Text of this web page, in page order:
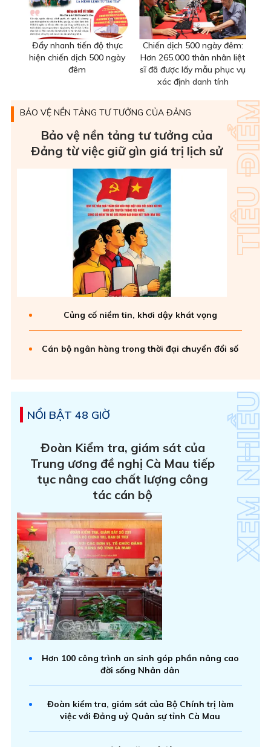
Đẩy nhanh tiến độ thực
hiện chiến dịch 500 ngày
đêm
Chiến dịch 500 ngày đêm:
Hơn 265.000 thân nhân liệt
sĩ đã được lấy mẫu phục vụ
xác định danh tính
BẢO VỆ NỀN TẢNG TƯ TƯỞNG CỦA ĐẢNG
Bảo vệ nền tảng tư tưởng của
Ðảng từ việc giữ gìn giá trị lịch sử
Củng cố niềm tin, khơi dậy khát vọng
Cán bộ ngân hàng trong thời đại chuyển đổi số
NỔI BẬT 48 GIỜ
Đoàn Kiểm tra, giám sát của
Trung ương đề nghị Cà Mau tiếp
tục nâng cao chất lượng công
tác cán bộ
Hơn 100 công trình an sinh góp phần nâng cao
đời sống Nhân dân
Đoàn kiểm tra, giám sát của Bộ Chính trị làm
việc với Đảng uỷ Quân sự tỉnh Cà Mau